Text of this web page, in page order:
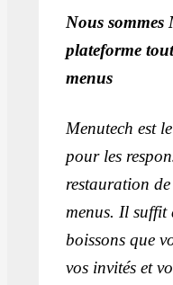
Nous sommes
plateforme
menus
Menutech est
pour les
restauration
menus. Il suffit
boissons que
vos invités et